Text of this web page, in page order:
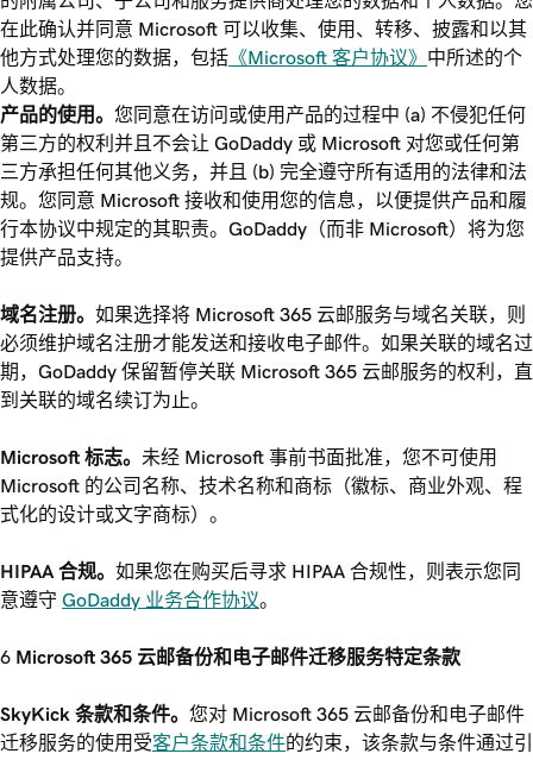
在此确认并同意 Microsoft 可以收集、使用、转移、披露和以其
他方式处理您的数据，包括 《Microsoft 客户协议》 中所述的个
人数据。
产品的使用。 您同意在访问或使用产品的过程中 (a) 不侵犯任何
第三方的权利并且不会让 GoDaddy 或 Microsoft 对您或任何第
三方承担任何其他义务，并且 (b) 完全遵守所有适用的法律和法
规。您同意 Microsoft 接收和使用您的信息，以便提供产品和履
行本协议中规定的其职责。GoDaddy（而非 Microsoft）将为您
提供产品支持。
域名注册。 如果选择将 Microsoft 365 云邮服务与域名关联，则
必须维护域名注册才能发送和接收电子邮件。如果关联的域名过
期，GoDaddy 保留暂停关联 Microsoft 365 云邮服务的权利，直
到关联的域名续订为止。
Microsoft 标志。 未经 Microsoft 事前书面批准，您不可使用
Microsoft 的公司名称、技术名称和商标（徽标、商业外观、程
式化的设计或文字商标）。
HIPAA 合规。 如果您在购买后寻求 HIPAA 合规性，则表示您同
意遵守 GoDaddy 业务合作协议。
Microsoft 365 云邮备份和电子邮件迁移服务特定条款
SkyKick 条款和条件。 您对 Microsoft 365 云邮备份和电子邮件
迁移服务的使用受客户条款和条件的约束，该条款与条件通过引